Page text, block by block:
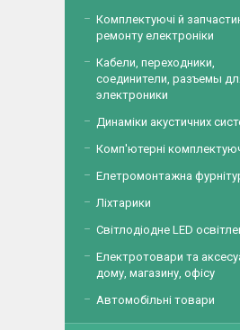
Комплектуючі й
ремонту електроніки
Кабели, переходники,
соединители, разъемы
электроники
Динаміки акустичних
Комп'ютерні
Елетромонтажна
Ліхтарики
Світлодіодне LED
Електротовари та
дому, магазину, офісу
Автомобільні товари